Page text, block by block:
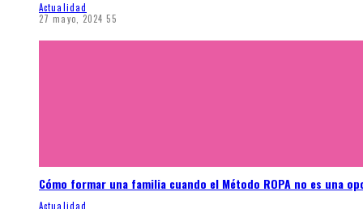
Actualidad
27 mayo, 2024 55
Cómo formar una familia cuando el Método ROPA no es una
Actualidad